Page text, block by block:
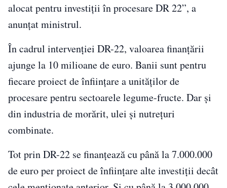
alocat pentru investiții în procesare DR 22”, a
anunțat ministrul.
În cadrul intervenției DR-22, valoarea finanțării
ajunge la 10 milioane de euro. Banii sunt pentru
fiecare proiect de înființare a unităților de
procesare pentru sectoarele legume-fructe. Dar și
din industria de morărit, ulei și nutrețuri
combinate.
Tot prin DR-22 se finanțează cu până la 7.000.000
de euro per proiect de înființare alte investiții decât